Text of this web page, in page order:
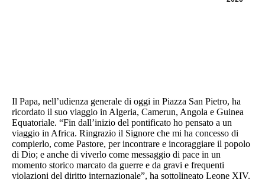
Il Papa, nell’udienza generale di oggi in Piazza San Pietro, ha
ricordato il suo viaggio in Algeria, Camerun, Angola e Guinea
Equatoriale. “Fin dall’inizio del pontificato ho pensato a un
viaggio in Africa. Ringrazio il Signore che mi ha concesso di
compierlo, come Pastore, per incontrare e incoraggiare il popolo
di Dio; e anche di viverlo come messaggio di pace in un
momento storico marcato da guerre e da gravi e frequenti
violazioni del diritto internazionale”, ha sottolineato Leone XIV.